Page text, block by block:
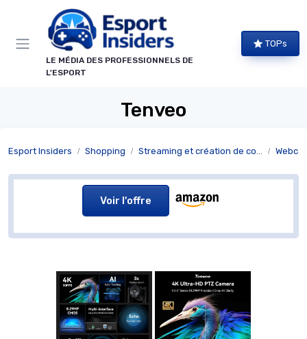
LE MÉDIA DES PROFESSIONNELS DE
L'ESPORT
TOPs
Tenveo
Esport Insiders Shopping Streaming et création de contenu
Voir l'offre
Panneau de gestion des cookies